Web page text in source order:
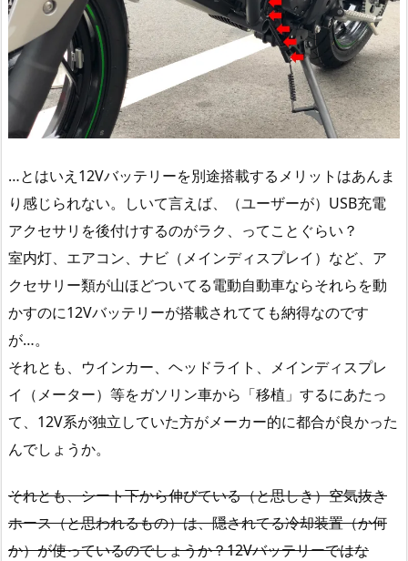
…とはいえ12Vバッテリーを別途搭載するメリットはあんま
り感じられない。しいて言えば、（ユーザーが）USB充電
アクセサリを後付けするのがラク、ってことぐらい？
室内灯、エアコン、ナビ（メインディスプレイ）など、ア
クセサリー類が山ほどついてる電動自動車ならそれらを動
かすのに12Vバッテリーが搭載されてても納得なのです
が…。
それとも、ウインカー、ヘッドライト、メインディスプレ
イ（メーター）等をガソリン車から「移植」するにあたっ
て、12V系が独立していた方がメーカー的に都合が良かった
んでしょうか。
それとも、シート下から伸びている（と思しき）空気抜き
ホース（と思われるもの）は、隠されてる冷却装置（か何
か）が使っているのでしょうか？12Vバッテリーではな